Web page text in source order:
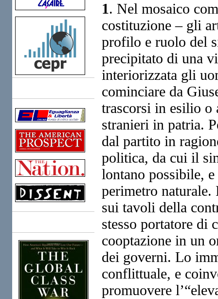
1. Nel mosaico
costituzione – gli
profilo e ruolo del
precipitato di una
interiorizzata gli
cominciare da
trascorsi in esilio
stranieri in patria.
dal partito in
politica, da cui il
lontano possibile,
perimetro naturale.
sui tavoli della
stesso portatore di
cooptazione in un
dei governi. Lo
conflittuale, e
promuovere